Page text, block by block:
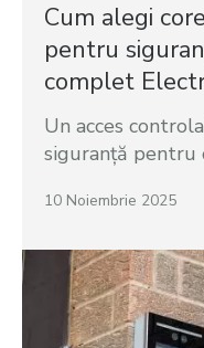
Cum alegi
pentru
complet
Un acces
siguranță pentru
10 Noiembrie 2025